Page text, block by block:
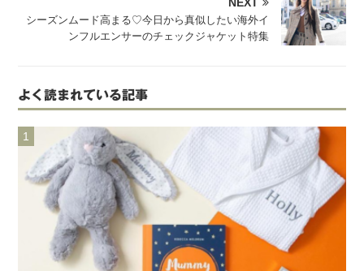
シーズンムード高まる♡今日から真似したい海外イ
ンフルエンサーのチェックジャケット特集
よく読まれている記事